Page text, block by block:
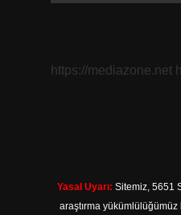
https://mediazone.net
Yasal Uyarı: Sitemiz, 5651
araştırma